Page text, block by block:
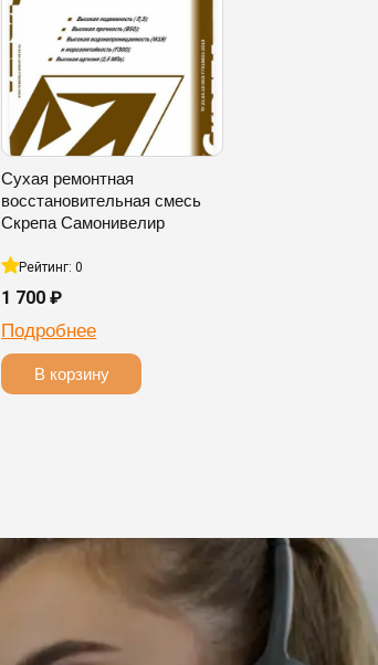
Сухая ремонтная
восстановительная смесь
Скрепа Самонивелир
Рейтинг: 0
1 700 ₽
Подробнее
В корзину